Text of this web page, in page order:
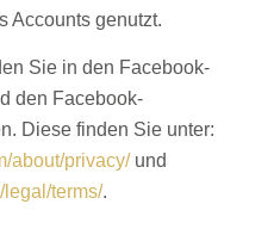
Accounts genutzt.
Sie in den Facebook-
den Facebook-
Diese finden Sie unter:
about/privacy/und
legal/terms/.